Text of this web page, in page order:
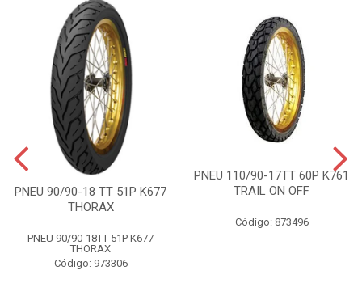
PNEU 90/90-18 TT 51P K677
THORAX
PNEU 90/90-18TT 51P K677
THORAX
Código: 973306
PNEU 110/90-17TT 60P K761
TRAIL ON OFF
Código: 873496